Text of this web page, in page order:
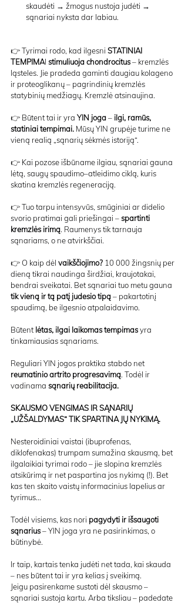
skaudėti → žmogus nustoja judėti →
sąnariai nyksta dar labiau.
👉 Tyrimai rodo, kad ilgesni STATINIAI
TEMPIMAI stimuliuoja chondrocitus – kremzlės
ląsteles. Jie pradeda gaminti daugiau kolageno
ir proteoglikanų – pagrindinių kremzlės
statybinių medžiagų. Kremzlė atsinaujina.
👉 Būtent tai ir yra YIN joga – ilgi, ramūs,
statiniai tempimai. Mūsų YIN grupėje turime ne
vieną realią „sąnarių sėkmės istoriją“.
👉 Kai pozose išbūname ilgiau, sąnariai gauna
lėtą, saugų spaudimo–atleidimo ciklą, kuris
skatina kremzlės regeneraciją.
👉 Tuo tarpu intensyvūs, smūginiai ar didelio
svorio pratimai gali priešingai – spartinti
kremzlės irimą. Raumenys tik tarnauja
sąnariams, o ne atvirkščiai.
👉 O kaip dėl vaikščiojimo? 10 000 žingsnių per
dieną tikrai naudinga širdžiai, kraujotakai,
bendrai sveikatai. Bet sąnariai tuo metu gauna
tik vieną ir tą patį judesio tipą – pakartotinį
spaudimą, be ilgesnio atpalaidavimo.
Būtent lėtas, ilgai laikomas tempimas yra
tinkamiausias sąnariams.
Reguliari YIN jogos praktika stabdo net
reumatinio artrito progresavimą. Todėl ir
vadinama sąnarių reabilitacija.
SKAUSMO VENGIMAS IR SĄNARIŲ
„UŽŠALDYMAS“ TIK SPARTINA JŲ NYKIMĄ.
Nesteroidiniai vaistai (ibuprofenas,
diklofenakas) trumpam sumažina skausmą, bet
ilgalaikiai tyrimai rodo – jie slopina kremzlės
atsikūrimą ir net paspartina jos nykimą (!). Bet
kas ten skaito vaistų informacinius lapelius ar
tyrimus...
Todėl visiems, kas nori pagydyti ir išsaugoti
sąnarius – YIN joga yra ne pasirinkimas, o
būtinybė.
Ir taip, kartais tenka judėti net tada, kai skauda
– nes būtent tai ir yra kelias į sveikimą.
Jeigu pasirenkame sustoti dėl skausmo –
sąnariai sustoja kartu. Arba tiksliau – padedate